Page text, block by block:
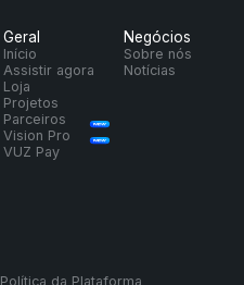
Geral
Início
Assistir agora
Loja
Projetos
Parceiros
Vision Pro
VUZ Pay
Negócios
Sobre nós
Notícias
Política da Plataforma